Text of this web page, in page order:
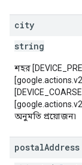
city
string
শহর
অনুমতি প্রয়োজন৷
postalAddress